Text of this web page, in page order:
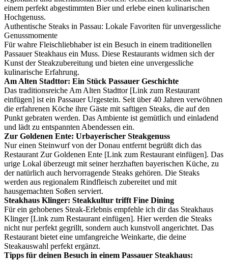
einem perfekt abgestimmten Bier und erlebe einen kulinarischen
Hochgenuss.
Authentische Steaks in Passau: Lokale Favoriten für unvergessliche
Genussmomente
Für wahre Fleischliebhaber ist ein Besuch in einem traditionellen
Passauer Steakhaus ein Muss. Diese Restaurants widmen sich der
Kunst der Steakzubereitung und bieten eine unvergessliche
kulinarische Erfahrung.
Am Alten Stadttor: Ein Stück Passauer Geschichte
Das traditionsreiche Am Alten Stadttor [Link zum Restaurant
einfügen] ist ein Passauer Urgestein. Seit über 40 Jahren verwöhnen
die erfahrenen Köche ihre Gäste mit saftigen Steaks, die auf den
Punkt gebraten werden. Das Ambiente ist gemütlich und einladend
und lädt zu entspannten Abendessen ein.
Zur Goldenen Ente: Urbayerischer Steakgenuss
Nur einen Steinwurf von der Donau entfernt begrüßt dich das
Restaurant Zur Goldenen Ente [Link zum Restaurant einfügen]. Das
urige Lokal überzeugt mit seiner herzhaften bayerischen Küche, zu
der natürlich auch hervorragende Steaks gehören. Die Steaks
werden aus regionalem Rindfleisch zubereitet und mit
hausgemachten Soßen serviert.
Steakhaus Klinger: Steakkultur trifft Fine Dining
Für ein gehobenes Steak-Erlebnis empfehle ich dir das Steakhaus
Klinger [Link zum Restaurant einfügen]. Hier werden die Steaks
nicht nur perfekt gegrillt, sondern auch kunstvoll angerichtet. Das
Restaurant bietet eine umfangreiche Weinkarte, die deine
Steakauswahl perfekt ergänzt.
Tipps für deinen Besuch in einem Passauer Steakhaus: